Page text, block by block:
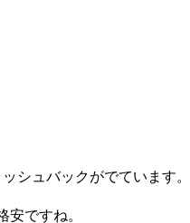
シュバックがでています。
ですね。